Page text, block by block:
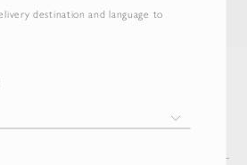
destination and language to